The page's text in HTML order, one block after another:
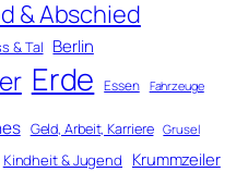
& Abschied
& Tal Berlin
Erde Essen Fahrzeuge
Geld, Arbeit, Karriere Grusel
Kindheit & Jugend Krummzeiler